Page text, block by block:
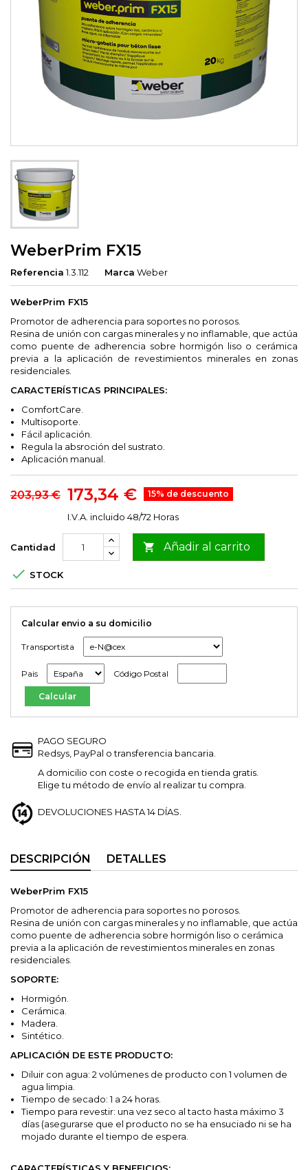
WeberPrim FX15
Referencia 1.3.112 Marca Weber
WeberPrim FX15
Promotor de adherencia para soportes no porosos.
Resina de unión con cargas minerales y no inflamable, que actúa
como puente de adherencia sobre hormigón liso o cerámica
previa a la aplicación de revestimientos minerales en zonas
residenciales.
CARACTERÍSTICAS PRINCIPALES:
ComfortCare.
Multisoporte.
Fácil aplicación.
Regula la absroción del sustrato.
Aplicación manual.
203,93 € 173,34 € 15% de descuento
I.V.A. incluido 48/72 Horas
Cantidad  Añadir al carrito
 STOCK
Calcular envio a su domicilio
Transportista
Pais Código Postal
PAGO SEGURO
Redsys, PayPal o transferencia bancaria.
A domicilio con coste o recogida en tienda gratis.
Elige tu método de envío al realizar tu compra.
DEVOLUCIONES HASTA 14 DÍAS.
DESCRIPCIÓN DETALLES
WeberPrim FX15
Promotor de adherencia para soportes no porosos.
Resina de unión con cargas minerales y no inflamable, que actúa
como puente de adherencia sobre hormigón liso o cerámica
previa a la aplicación de revestimientos minerales en zonas
residenciales.
SOPORTE:
Hormigón.
Cerámica.
Madera.
Sintético.
APLICACIÓN DE ESTE PRODUCTO:
Diluir con agua: 2 volúmenes de producto con 1 volumen de
agua limpia.
Tiempo de secado: 1 a 24 horas.
Tiempo para revestir: una vez seco al tacto hasta máximo 3
días (asegurarse que el producto no se ha ensuciado ni se ha
mojado durante el tiempo de espera.
CARACTERÍSTICAS Y BENEFICIOS: